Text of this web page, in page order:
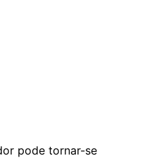
pode tornar-se